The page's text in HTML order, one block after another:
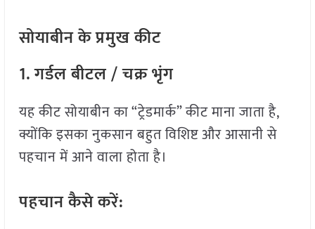
सोयाबीनकेप्रमुखकीट
1.गर्डलबीटल /चक्रभृंग
यह कीट सोयाबीन का “ट्रेडमार्क” कीट माना जाता है,
क्योंकि इसका नुकसान बहुत विशिष्ट और आसानी से
पहचान में आने वाला होता है।
पहचानकैसेकरें: